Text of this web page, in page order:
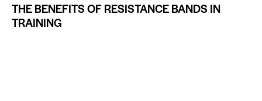
THE BENEFITS OF RESISTANCE BANDS IN
TRAINING